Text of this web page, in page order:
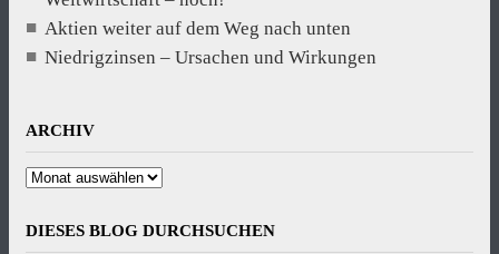
Aktien weiter auf dem Weg nach unten
Niedrigzinsen – Ursachen und Wirkungen
ARCHIV
Archiv
DIESES BLOG DURCHSUCHEN